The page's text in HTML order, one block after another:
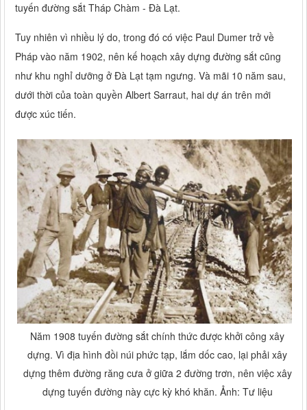
tuyến đường sắt Tháp Chàm - Đà Lạt.
Tuy nhiên vì nhiều lý do, trong đó có việc Paul Dumer trở về
Pháp vào năm 1902, nên kế hoạch xây dựng đường sắt cũng
như khu nghỉ dưỡng ở Đà Lạt tạm ngưng. Và mãi 10 năm sau,
dưới thời của toàn quyền Albert Sarraut, hai dự án trên mới
được xúc tiến.
Năm 1908 tuyến đường sắt chính thức được khởi công xây
dựng. Vì địa hình đồi núi phức tạp, lắm dốc cao, lại phải xây
dựng thêm đường răng cưa ở giữa 2 đường trơn, nên việc xây
dựng tuyến đường này cực kỳ khó khăn. Ảnh: Tư liệu